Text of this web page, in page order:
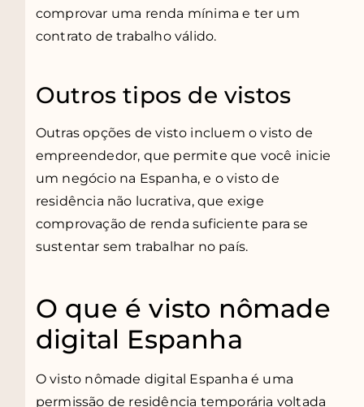
comprovar uma renda mínima e ter um
contrato de trabalho válido.
Outros tipos de vistos
Outras opções de visto incluem o visto de
empreendedor, que permite que você inicie
um negócio na Espanha, e o visto de
residência não lucrativa, que exige
comprovação de renda suficiente para se
sustentar sem trabalhar no país.
O que é visto nômade
digital Espanha
O visto nômade digital Espanha é uma
permissão de residência temporária voltada